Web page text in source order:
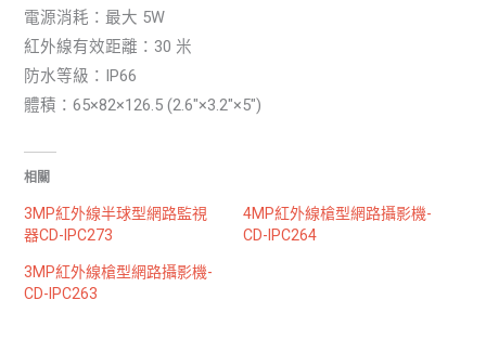
電源消耗：最大 5W
紅外線有效距離：30 米
防水等級：IP66
體積：65×82×126.5 (2.6″×3.2″×5″)
相關
3MP紅外線半球型網路監視
器CD-IPC273
4MP紅外線槍型網路攝影機-
CD-IPC264
3MP紅外線槍型網路攝影機-
CD-IPC263